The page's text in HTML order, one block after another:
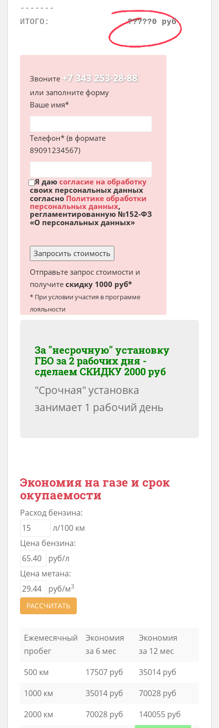
-------
ИТОГО:
?????0 руб
Звоните +7 343 253-28-88
или заполните форму
Ваше имя*
Телефон* (в формате
89091234567)
Я даю согласие на обработку
своих персональных данных
согласно Политике обработки
персональных данных,
регламентированную №152-ФЗ
«О персональных данных»
Отправьте запрос стоимости и
получите скидку 1000 руб*
* При условии участия в программе
лояльности
За "несрочную" установку
ГБО за 2 рабочих дня -
сделаемСКИДКУ 2000 руб
"Срочная" установка
занимает 1 рабочий день
Экономия на газе и срок
окупаемости
Расход бензина:
л/100 км
Цена бензина:
руб/л
Цена метана:
руб/м3
РАССЧИТАТЬ
Ежемесячный
пробег
Экономия
за 6 мес
Экономия
за 12 мес
500 км
17507 руб
35014 руб
1000 км
35014 руб
70028 руб
2000 км
70028 руб 140055 руб